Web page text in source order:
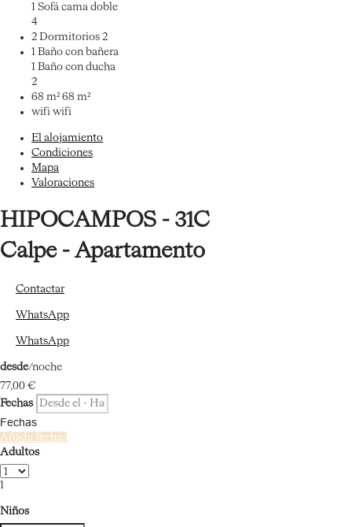
1 Sofá cama doble
4
2 Dormitorios 2
1 Baño con bañera
1 Baño con ducha
2
68 m² 68 m²
wifi wifi
El alojamiento
Condiciones
Mapa
Valoraciones
HIPOCAMPOS - 31C
Calpe - Apartamento
Contactar
WhatsApp
WhatsApp
desde/noche
77,00 €
Fechas
Fechas
Añadir fechas
Adultos
1
Niños